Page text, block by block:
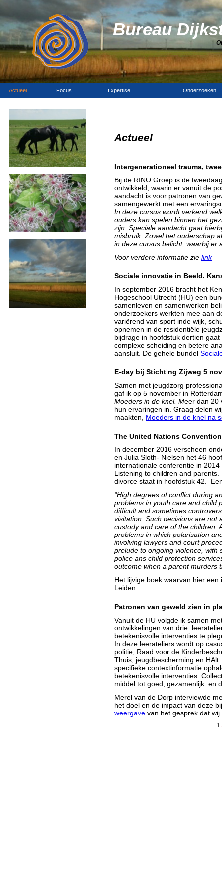
Bureau
Actueel Focus Expertise Onderzoeken
Actueel
Intergenerationeel trauma,
Bij de RINO Groep is de
ontwikkeld, waarin er vanuit de
aandacht is voor patronen van
samengewerkt met een
In deze cursus wordt verkend
ouders kan spelen binnen het
zijn. Speciale aandacht gaat
misbruik. Zowel het ouderschap
in deze cursus belicht, waarbij er
Voor verdere informatie zie link
Sociale innovatie in Beeld.
In september 2016 bracht het
Hogeschool Utrecht (HU) een
samenleven en samenwerken
onderzoekers werkten mee aan
variërend van sport inde wijk,
opnemen in de residentiële
bijdrage in hoofdstuk dertien
complexe scheiding en betere
aansluit. De gehele bundel
E-day bij Stichting Zijweg 5
Samen met jeugdzorg
gaf ik op 5 november in
Moeders in de knel. Meer dan 20
hun ervaringen in. Graag delen
maakten, Moeders in de knel na
The United Nations
In december 2016 verscheen
en Julia Sloth- Nielsen het 46
internationale conferentie in
Listening to children and
divorce staat in hoofdstuk 42.
“High degrees of conflict during
problems in youth care and child
difficult and sometimes
visitation. Such decisions are not
custody and care of the children.
problems in which polarisation
involving lawyers and court
prelude to ongoing violence, with
police ans child protection
outcome when a parent murders
Het lijvige boek waarvan hier
Leiden.
Patronen van geweld zien in
Vanuit de HU volgde ik samen
ontwikkelingen van drie
betekenisvolle interventies te
In deze leerateliers wordt op
politie, Raad voor de
Thuis, jeugdbescherming en
specifieke contextinformatie
betekenisvolle interventies.
middel tot goed, gezamenlijk en
Merel van de Dorp interviewde
het doel en de impact van deze
weergave van het gesprek dat wij
1